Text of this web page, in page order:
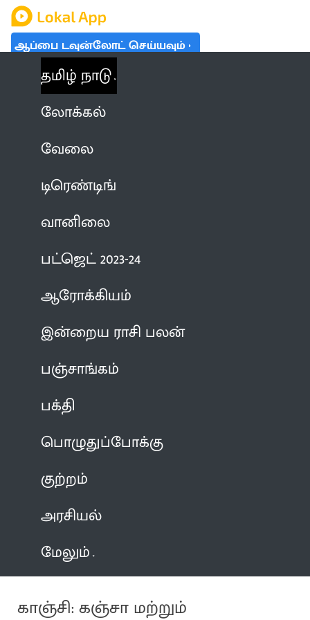
ஆப்பை டவுன்லோட் செய்யவும்
தமிழ் நாடு
லோக்கல்
வேலை
டிரெண்டிங்
வானிலை
பட்ஜெட் 2023-24
ஆரோக்கியம்
இன்றைய ராசி பலன்
பஞ்சாங்கம்
பக்தி
பொழுதுப்போக்கு
குற்றம்
அரசியல்
மேலும்
காஞ்சி: கஞ்சா மற்றும்